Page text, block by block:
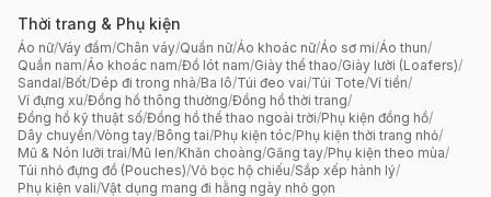
Thời trang & Phụ kiện
Áo nữ/Váy đầm/Chân váy/Quần nữ/Áo khoác nữ/Áo sơ mi/Áo thun/
Quần nam/Áo khoác nam/Đồ lót nam/Giày thể thao/Giày lười (Loafers)/
Sandal/Bốt/Dép đi trong nhà/Ba lô/Túi đeo vai/Túi Tote/Ví tiền/
Ví đựng xu/Đồng hồ thông thường/Đồng hồ thời trang/
Đồng hồ kỹ thuật số/Đồng hồ thể thao ngoài trời/Phụ kiện đồng hồ/
Dây chuyền/Vòng tay/Bông tai/Phụ kiện tóc/Phụ kiện thời trang nhỏ/
Mũ & Nón lưỡi trai/Mũ len/Khăn choàng/Găng tay/Phụ kiện theo mùa/
Túi nhỏ đựng đồ (Pouches)/Vỏ bọc hộ chiếu/Sắp xếp hành lý/
Phụ kiện vali/Vật dụng mang đi hằng ngày nhỏ gọn